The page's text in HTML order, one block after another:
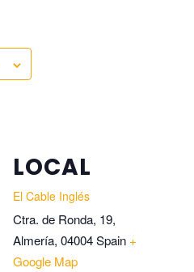
LOCAL
El Cable Inglés
Ctra. de Ronda, 19,
Almería, 04004Spain +
Google Map